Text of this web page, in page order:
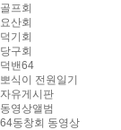
골프회
요산회
덕기회
당구회
덕밴64
뽀식이 전원일기
자유게시판
동영상앨범
64동창회 동영상